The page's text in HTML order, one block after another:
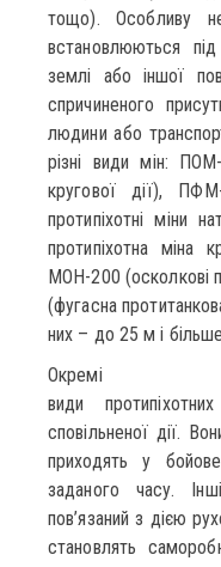
тощо). Особливу
встановлюються
землі або іншої
спричиненого
людини або
різні види мін:
кругової дії),
протипіхотні міни
протипіхотна міна
МОН-200 (осколкові
(фугасна
них – до 25 м і
Окремі
види
сповільненої дії.
приходять у
заданого часу.
пов’язаний з дією
становлять